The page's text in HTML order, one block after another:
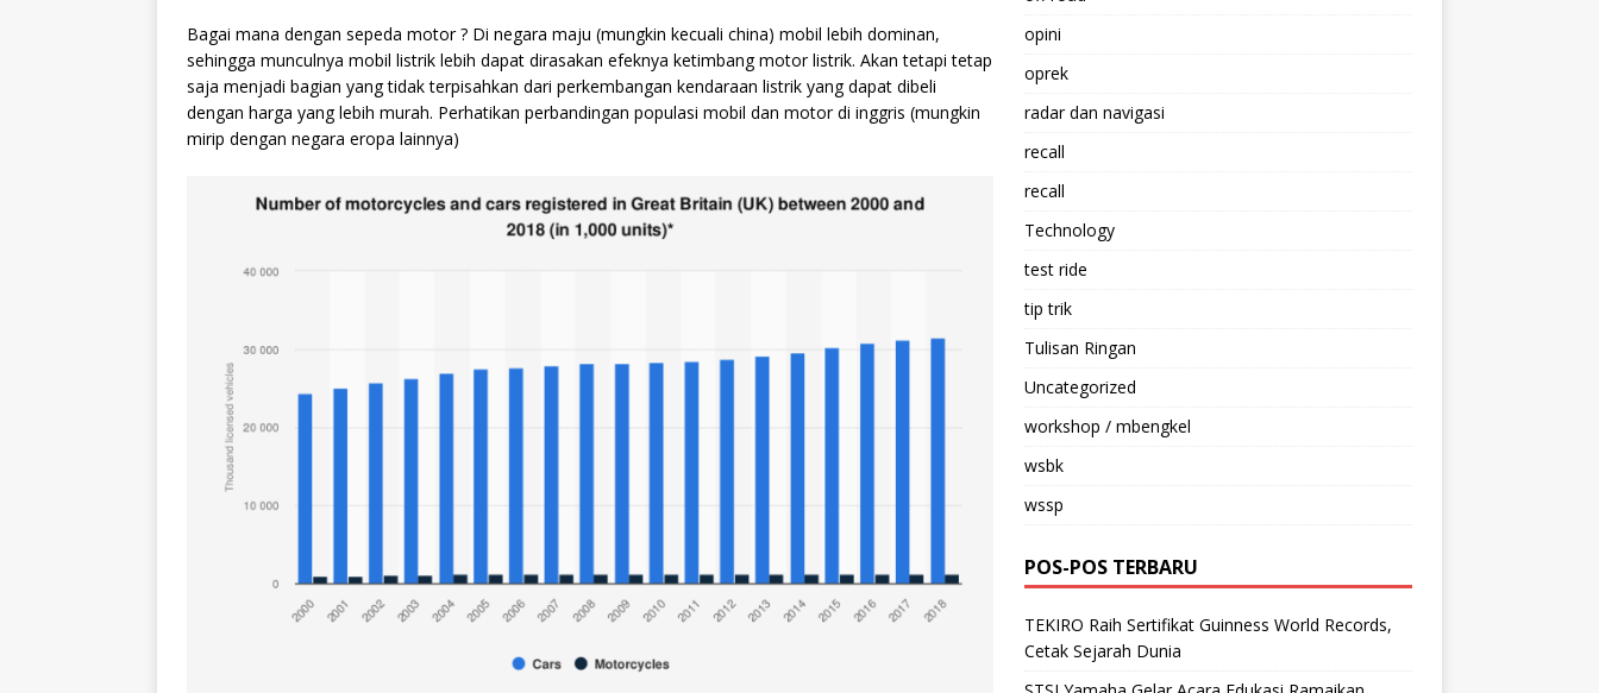
Bagai mana dengan sepeda motor ? Di negara maju (mungkin kecuali china) mobil lebih dominan,
sehingga munculnya mobil listrik lebih dapat dirasakan efeknya ketimbang motor listrik. Akan tetapi tetap
saja menjadi bagian yang tidak terpisahkan dari perkembangan kendaraan listrik yang dapat dibeli
dengan harga yang lebih murah. Perhatikan perbandingan populasi mobil dan motor di inggris (mungkin
mirip dengan negara eropa lainnya)
opini
oprek
radar dan navigasi
recall
recall
Technology
test ride
tip trik
Tulisan Ringan
Uncategorized
workshop / mbengkel
wsbk
wssp
POS-POS TERBARU
TEKIRO Raih Sertifikat Guinness World Records,
Cetak Sejarah Dunia